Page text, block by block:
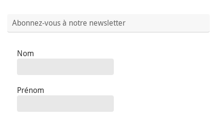
Abonnez-vous à notre newsletter
Nom
Prénom